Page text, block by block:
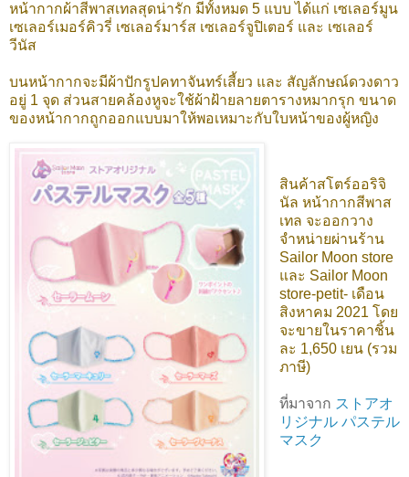
หน้ากากผ้าสีพาสเทลสุดน่ารัก มีทั้งหมด 5 แบบ ได้แก่ เซเลอร์มูน
เซเลอร์เมอร์คิวรี่ เซเลอร์มาร์ส เซเลอร์จูปิเตอร์ และ เซเลอร์
วีนัส
บนหน้ากากจะมีผ้าปักรูปคทาจันทร์เสี้ยว และ สัญลักษณ์ดวงดาว
อยู่ 1 จุด ส่วนสายคล้องหูจะใช้ผ้าฝ้ายลายตารางหมากรุก ขนาด
ของหน้ากากถูกออกแบบมาให้พอเหมาะกับใบหน้าของผู้หญิง
สินค้าสโตร์ออริจิ
นัล หน้ากากสีพาส
เทล จะออกวาง
จำหน่ายผ่านร้าน
Sailor Moon store
และ Sailor Moon
store-petit- เดือน
สิงหาคม 2021 โดย
จะขายในราคาชิ้น
ละ 1,650 เยน (รวม
ภาษี)
ที่มาจาก ストアオ
リジナル パステル
マスク